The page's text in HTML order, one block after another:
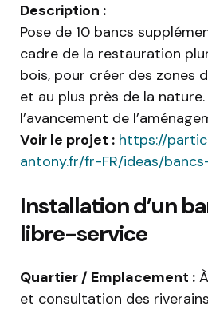
Description :
Pose de 10 bancs
cadre de la restauration
bois, pour créer des zones
et au plus près de la
l’avancement de
Voir le projet : https://
antony.fr/fr-FR/ideas/
Installation d’un
libre-service
Quartier / Emplacement :
et consultation des riverains